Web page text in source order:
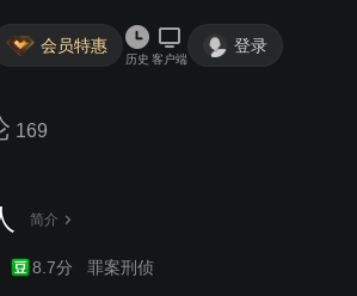
会员特惠
历史 客户端
登录
169
简介
8.7分 罪案刑侦